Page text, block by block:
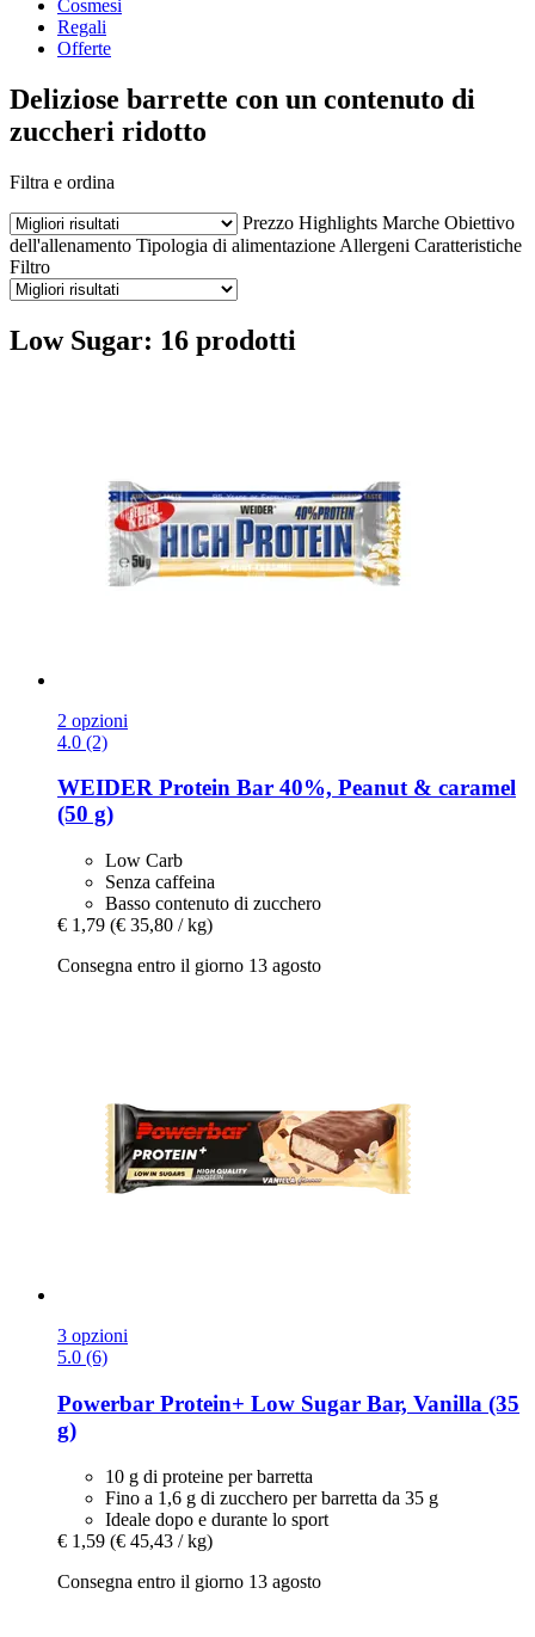
Cosmesi
Regali
Offerte
Deliziose barrette con un contenuto di
zuccheri ridotto
Filtra e ordina
Prezzo Highlights Marche Obiettivo
dell'allenamento Tipologia di alimentazione Allergeni Caratteristiche
Filtro
Low Sugar: 16 prodotti
2 opzioni
4.0 (2)
WEIDER Protein Bar 40%, Peanut & caramel
(50 g)
Low Carb
Senza caffeina
Basso contenuto di zucchero
€ 1,79 (€ 35,80 / kg)
Consegna entro il giorno 13 agosto
3 opzioni
5.0 (6)
Powerbar Protein+ Low Sugar Bar, Vanilla (35
g)
10 g di proteine per barretta
Fino a 1,6 g di zucchero per barretta da 35 g
Ideale dopo e durante lo sport
€ 1,59 (€ 45,43 / kg)
Consegna entro il giorno 13 agosto